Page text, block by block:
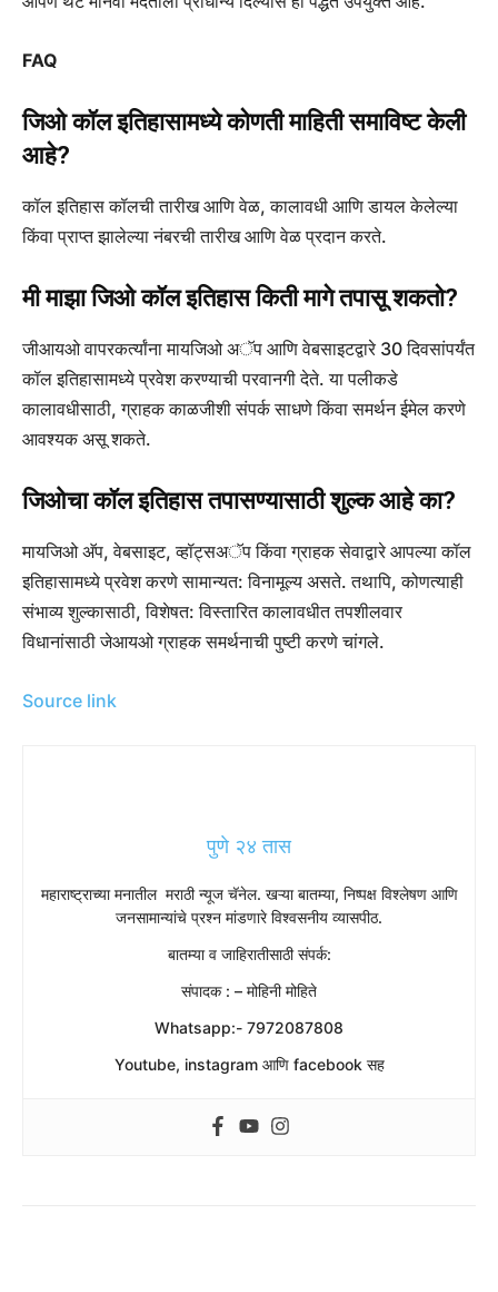
FAQ
जिओ कॉल इतिहासामध्ये कोणती माहिती समाविष्ट केली
आहे?
कॉल इतिहास कॉलची तारीख आणि वेळ, कालावधी आणि डायल केलेल्या
किंवा प्राप्त झालेल्या नंबरची तारीख आणि वेळ प्रदान करते.
मी माझा जिओ कॉल इतिहास किती मागे तपासू शकतो?
जीआयओ वापरकर्त्यांना मायजिओ अॅप आणि वेबसाइटद्वारे 30 दिवसांपर्यंत
कॉल इतिहासामध्ये प्रवेश करण्याची परवानगी देते. या पलीकडे
कालावधीसाठी, ग्राहक काळजीशी संपर्क साधणे किंवा समर्थन ईमेल करणे
आवश्यक असू शकते.
जिओचा कॉल इतिहास तपासण्यासाठी शुल्क आहे का?
मायजिओ अ‍ॅप, वेबसाइट, व्हॉट्सअॅप किंवा ग्राहक सेवाद्वारे आपल्या कॉल
इतिहासामध्ये प्रवेश करणे सामान्यत: विनामूल्य असते. तथापि, कोणत्याही
संभाव्य शुल्कासाठी, विशेषत: विस्तारित कालावधीत तपशीलवार
विधानांसाठी जेआयओ ग्राहक समर्थनाची पुष्टी करणे चांगले.
Source link
पुणे २४ तास
महाराष्ट्राच्या मनातील मराठी न्यूज चॅनेल. खऱ्या बातम्या, निष्पक्ष विश्लेषण आणि
जनसामान्यांचे प्रश्न मांडणारे विश्वसनीय व्यासपीठ.
बातम्या व जाहिरातीसाठी संपर्क:
संपादक : – मोहिनी मोहिते
Whatsapp:- 7972087808
Youtube, instagram आणि facebook सह